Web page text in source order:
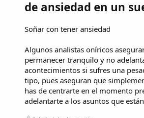
de ansiedad en un
Soñar con tener ansiedad
Algunos analistas oníricos
permanecer tranquilo y no
acontecimientos si sufres una
tipo, pues aseguran que
has de centrarte en el momento
adelantarte a los asuntos que